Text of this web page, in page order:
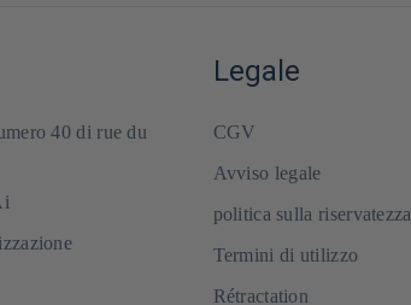
40 di rue du
Legale
CGV
Avviso legale
politica sulla riservatezza
Termini di utilizzo
Rétractation